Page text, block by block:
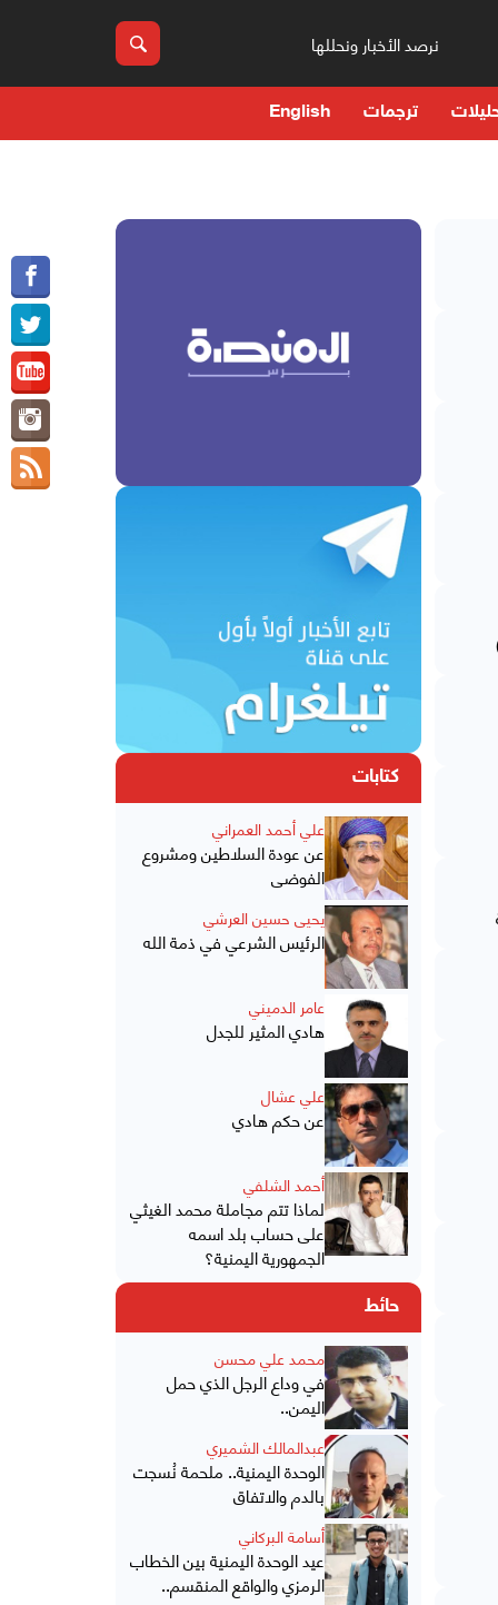
نرصد الأخبار ونحللها
ترجمات English
كتابات
علي أحمد العمراني
عن عودة السلاطين ومشروع
الفوضى
يحيى حسين العرشي
الرئيس الشرعي في ذمة الله
عامر الدميني
هادي المثير للجدل
علي عشال
عن حكم هادي
أحمد الشلفي
لماذا تتم مجاملة محمد الغيثي
على حساب بلد اسمه
الجمهورية اليمنية؟
حائط
محمد علي محسن
في وداع الرجل الذي حمل
اليمن..
عبدالمالك الشميري
الوحدة اليمنية.. ملحمة نُسجت
بالدم والاتفاق
أسامة البركاني
عيد الوحدة اليمنية بين الخطاب
الرمزي والواقع المنقسم..